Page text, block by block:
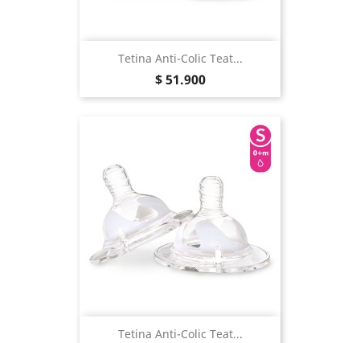
Tetina Anti-Colic Teat...
Precio
$ 51.900
Tetina Anti-Colic Teat...